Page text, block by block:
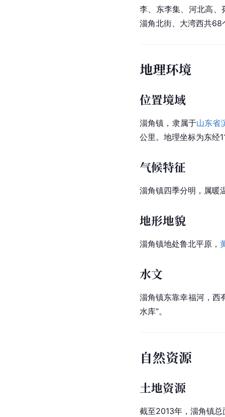
李、东李集、河北高、
淄角北街、大湾西共68
地理环境
位置境域
淄角镇，隶属于山东省
公里。地理坐标为东经
气候特征
淄角镇四季分明，属暖
地形地貌
淄角镇地处鲁北平原，
水文
淄角镇东靠幸福河，西
水库”。
自然资源
土地资源
截至2013年，淄角镇总